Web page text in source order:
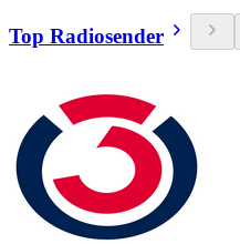
Top Radiosender